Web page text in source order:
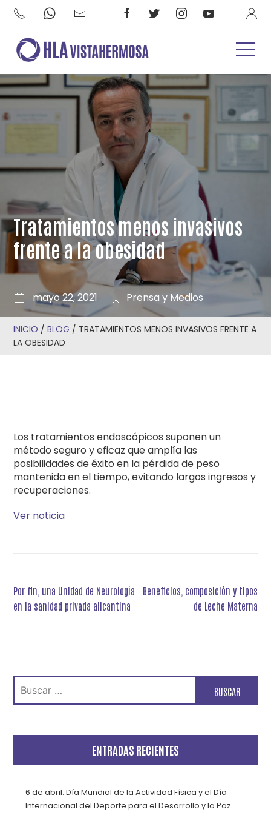
Tratamientos menos invasivos
frente a la obesidad
mayo 22, 2021 Prensa y Medios
INICIO /BLOG / TRATAMIENTOS MENOS INVASIVOS FRENTE A
LA OBESIDAD
Los tratamientos endoscópicos suponen un
método seguro y eficaz que amplía las
posibilidades de éxito en la pérdida de peso
mantenida en el tiempo, evitando largos ingresos y
recuperaciones.
Ver noticia
Navegación
de
Por fin, una Unidad de Neurología
en la sanidad privada alicantina
Beneficios, composición y tipos
de Leche Materna
Buscar:
ENTRADAS RECIENTES
6 de abril: Día Mundial de la Actividad Física y el Día
Internacional del Deporte para el Desarrollo y la Paz